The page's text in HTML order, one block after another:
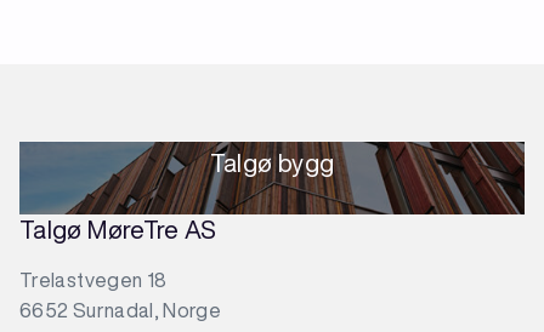
Talgø bygg
Talgø MøreTre AS
Trelastvegen 18
6652 Surnadal, Norge